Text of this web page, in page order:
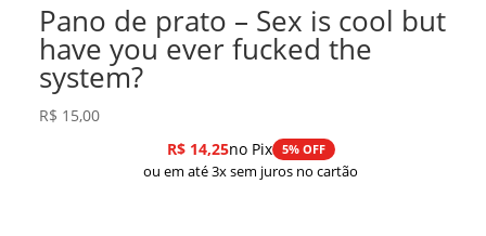
Pano de prato – Sex is cool but
have you ever fucked the
system?
R$ 15,00
R$14,25no Pix 5% OFF
ou em até 3x sem juros no cartão